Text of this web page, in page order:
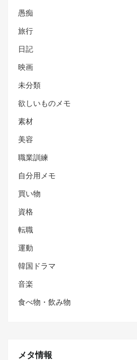
愚痴
旅行
日記
映画
未分類
欲しいものメモ
素材
美容
職業訓練
自分用メモ
買い物
資格
転職
運動
韓国ドラマ
音楽
食べ物・飲み物
メタ情報